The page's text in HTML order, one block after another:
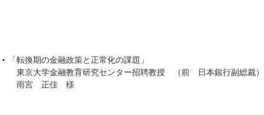
「転換期の金融政策と正常化の課題」
東京大学金融教育研究センター招聘教授 （前 日本銀行副総裁）
雨宮 正佳 様